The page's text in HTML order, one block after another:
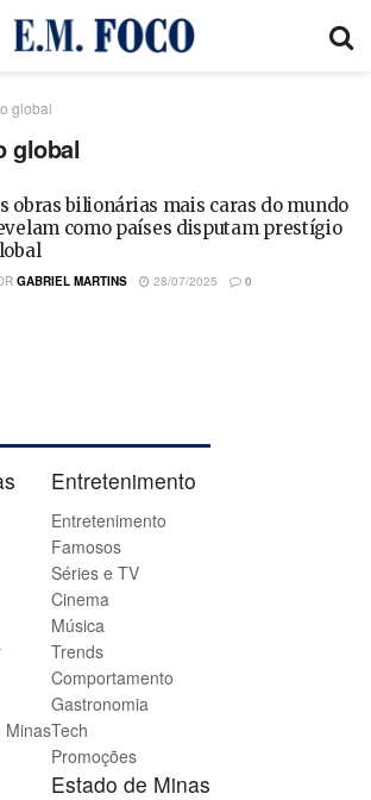
global
global
obras bilionárias mais caras do mundo
como países disputam prestígio
GABRIEL MARTINS 28/07/2025 0
Minas
Entretenimento
Entretenimento
Famosos
Séries e TV
Cinema
Música
Trends
Comportamento
Gastronomia
Tech
Promoções
Estado de Minas